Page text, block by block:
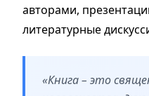
авторами,
литературные
«Книга – это